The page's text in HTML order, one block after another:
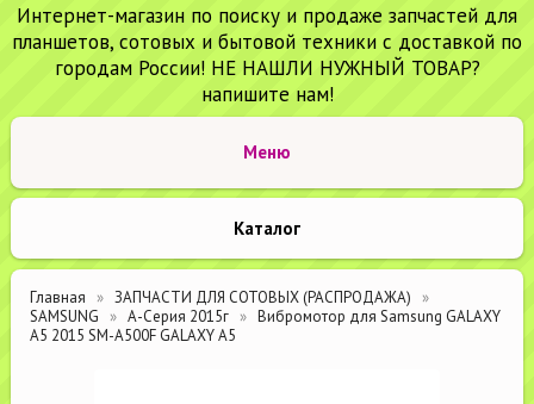
Интернет-магазин по поиску и продаже запчастей для
планшетов, сотовых и бытовой техники с доставкой по
городам России! НЕ НАШЛИ НУЖНЫЙ ТОВАР?
напишите нам!
Каталог
Главная
ЗАПЧАСТИ ДЛЯ СОТОВЫХ (РАСПРОДАЖА)
SAMSUNG
А-Серия 2015г
Вибромотор для Samsung GALAXY
A5 2015 SM-A500F GALAXY A5